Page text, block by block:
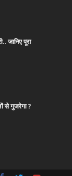
जानिए पूरा
से गुजरेगा ?